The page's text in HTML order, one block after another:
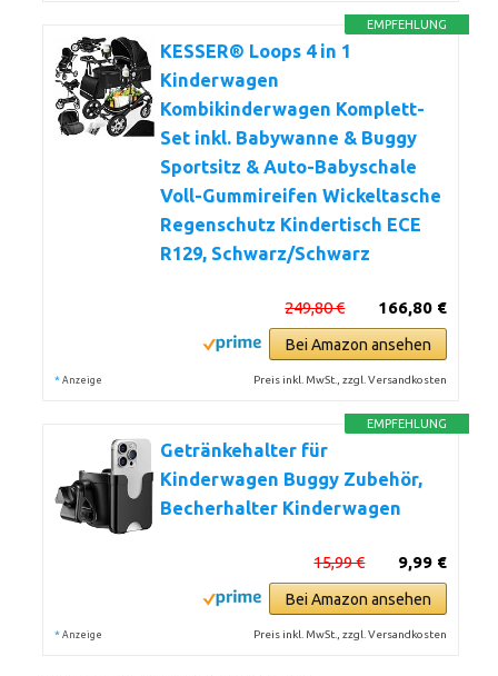
EMPFEHLUNG
KESSER® Loops 4 in 1
Kinderwagen
Kombikinderwagen Komplett-
Set inkl. Babywanne & Buggy
Sportsitz & Auto-Babyschale
Voll-Gummireifen Wickeltasche
Regenschutz Kindertisch ECE
R129, Schwarz/Schwarz
166,80 €
249,80 €
Bei Amazon ansehen
* Anzeige Preis inkl. MwSt., zzgl. Versandkosten
EMPFEHLUNG
Getränkehalter für
Kinderwagen Buggy Zubehör,
Becherhalter Kinderwagen
9,99 €
15,99 €
Bei Amazon ansehen
* Anzeige Preis inkl. MwSt., zzgl. Versandkosten